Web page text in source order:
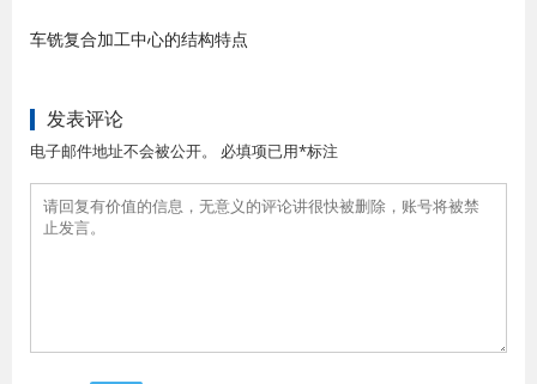
车铣复合加工中心的结构特点
发表评论
电子邮件地址不会被公开。 必填项已用*标注